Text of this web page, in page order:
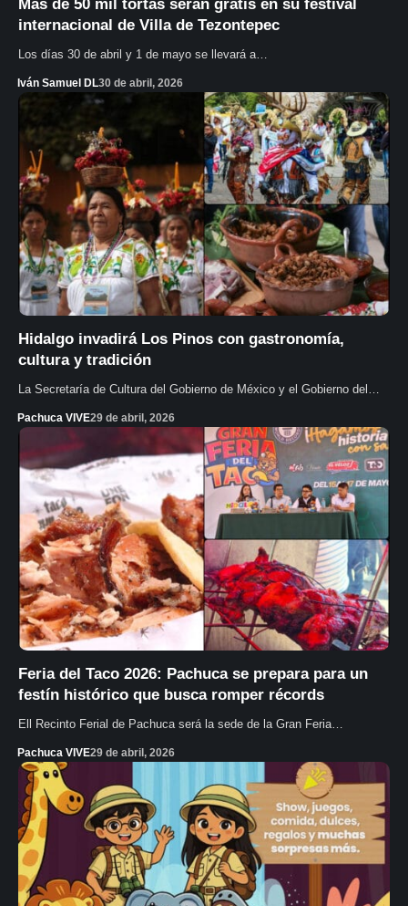
Más de 50 mil tortas serán gratis en su festival
internacional de Villa de Tezontepec
Los días 30 de abril y 1 de mayo se llevará a…
Iván Samuel DL30 de abril, 2026
Hidalgo invadirá Los Pinos con gastronomía,
cultura y tradición
La Secretaría de Cultura del Gobierno de México y el Gobierno del…
Pachuca VIVE29 de abril, 2026
Feria del Taco 2026: Pachuca se prepara para un
festín histórico que busca romper récords
Ell Recinto Ferial de Pachuca será la sede de la Gran Feria…
Pachuca VIVE29 de abril, 2026